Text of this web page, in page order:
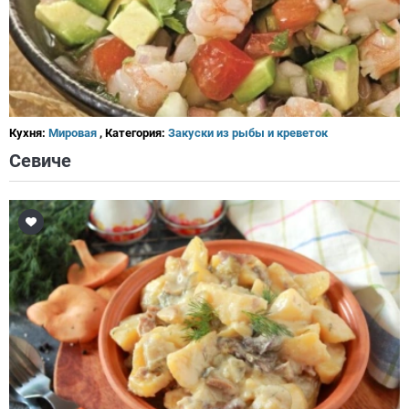
Кухня: Мировая , Категория: Закуски из рыбы и креветок
Севиче